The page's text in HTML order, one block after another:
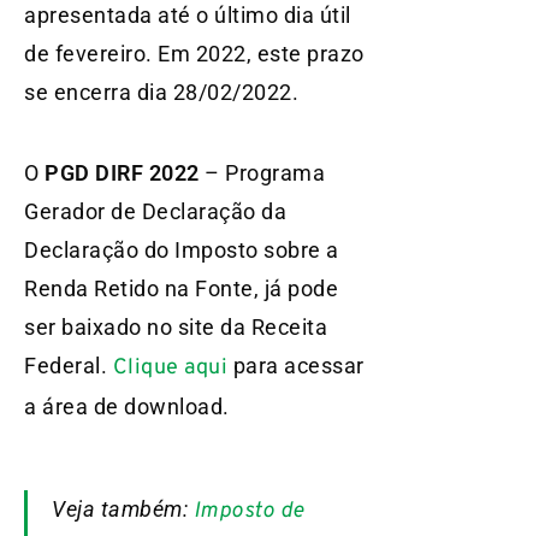
apresentada até o último dia útil
de fevereiro. Em 2022, este prazo
se encerra dia 28/02/2022.
O PGD DIRF 2022 – Programa
Gerador de Declaração da
Declaração do Imposto sobre a
Renda Retido na Fonte, já pode
ser baixado no site da Receita
Federal. Clique aqui para acessar
a área de download.
Veja também: Imposto de